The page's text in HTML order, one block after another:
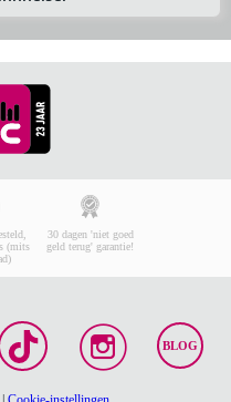
(mits
30 dagen 'niet goed
geld terug' garantie!
BLOG